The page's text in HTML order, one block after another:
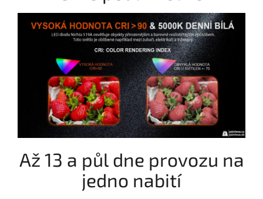
Až 13 a půl dne provozu na
jedno nabití